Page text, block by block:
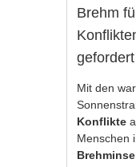
Brehm
gefordert
Mit den
Konflikte
Menschen